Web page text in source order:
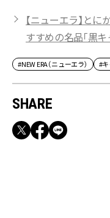
【ニューエラ】と
すすめの名品「黒キ
#NEW ERA（ニューエラ） #
SHARE